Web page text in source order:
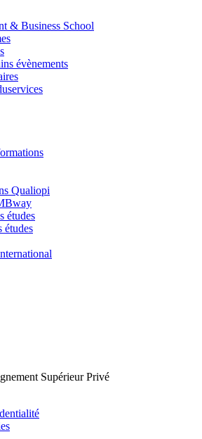
& Business School
évènements
Qualiopi
études
études
Supérieur Privé